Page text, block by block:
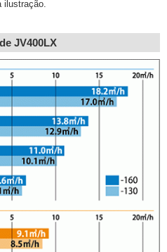
ilustração.
JV400LX